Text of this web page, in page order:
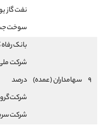
نفت گاز
سوخت
9 سهامداران (عمده)
بانک رفاه
درصد
شرکت گروه
شرکت